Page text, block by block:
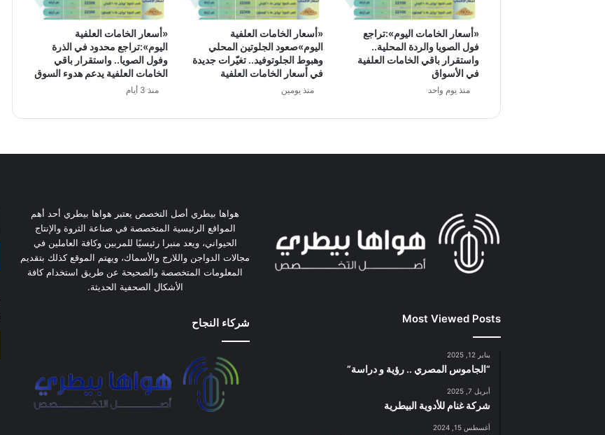
«أسعار الخامات اليوم»:تراجع
فول الصويا والردة المحلية..
واستقرار باقي الخامات العلفية
في الأسواق
منذ يوم واحد
«أسعار الخامات العلفية
اليوم»صعود الجلوتين المحلي
وهبوط الجلوتوفيد.. تغيّرات جديدة
في أسعار الخامات العلفية
منذ يومين
«أسعار الخامات العلفية
اليوم»:تراجع محدود في الذرة
وفول الصويا.. واستقرار باقي
الخامات العلفية يدعم هدوء السوق
منذ 3 أيام
Most Viewed Posts
يناير 12, 2025
“الجاموس المصري .. رؤية و دراسة”
أبريل 7, 2025
شركة غنام للأدوية البيطرية
أغسطس 15, 2024
هواها بيطري أصل التخصص يعتبر هواها بيطري أحد أهم
المواقع الرئيسية المتخصصة في صناعة الثروة والإنتاج
الحيواني، ويعد منبرا رئيسيًا للمربين وكافة العاملين في
مجالات الدواجن واللارج والأسماك، ويهتم الموقع كذلك بتقديم
المعلومات المتخصصة والصحيحة عن طريق استخدام كافة
الأشكال الصحفية الحديثة.
شركاء النجاح